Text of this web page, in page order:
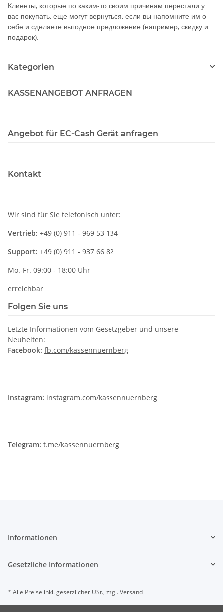
Клиенты, которые по каким-то своим причинам перестали у
вас покупать, еще могут вернуться, если вы напомните им о
себе и сделаете выгодное предложение (например, скидку и
подарок).
Kategorien
KASSENANGEBOT ANFRAGEN
Angebot für EC-Cash Gerät anfragen
Kontakt
Wir sind für Sie telefonisch unter:
Vertrieb: +49 (0) 911 - 969 53 134
Support: +49 (0) 911 - 937 66 82
Mo.-Fr. 09:00 - 18:00 Uhr
erreichbar
Folgen Sie uns
Letzte Informationen vom Gesetzgeber und unsere
Neuheiten:
Facebook: fb.com/kassennuernberg
Instagram: instagram.com/kassennuernberg
Telegram: t.me/kassennuernberg
Informationen
Gesetzliche Informationen
* Alle Preise inkl. gesetzlicher USt., zzgl.Versand